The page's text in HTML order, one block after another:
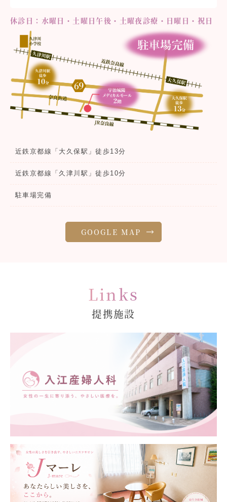
休診日：水曜日・土曜日午後・土曜夜診療・日曜日・祝日
近鉄京都線「大久保駅」徒歩13分
近鉄京都線「久津川駅」徒歩10分
駐車場完備
GOOGLE MAP
Links
提携施設